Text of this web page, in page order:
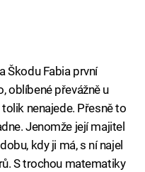
Škodu Fabia první
oblíbené převážně u
nenajede. Přesně to
Jenomže její majitel
kdy ji má, s ní najel
S trochou matematiky